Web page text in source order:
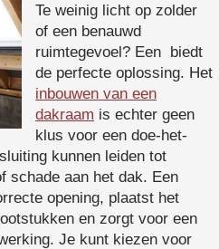
Te weinig licht op zolder
of een benauwd
ruimtegevoel? Een biedt
de perfecte oplossing. Het
inbouwen van een
dakraam is echter geen
klus voor een doe-het-
kunnen leiden tot
schade aan het dak. Een
opening, plaatst het
en zorgt voor een
Je kunt kiezen voor